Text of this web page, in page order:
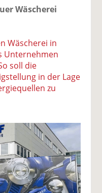
Wäscherei
Wäscherei in
Unternehmen
soll die
in der Lage
zu